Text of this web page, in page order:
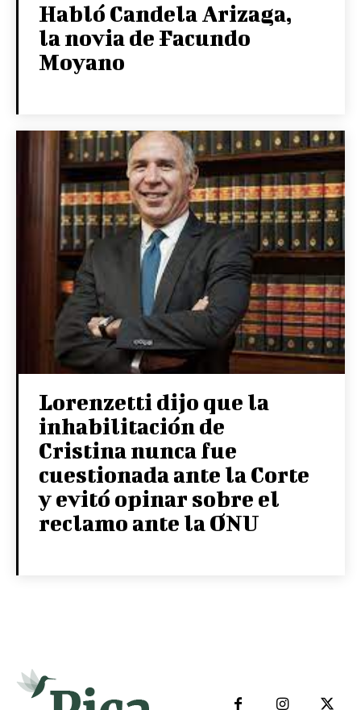
Habló Candela Arizaga,
la novia de Facundo
Moyano
Lorenzetti dijo que la
inhabilitación de
Cristina nunca fue
cuestionada ante la Corte
y evitó opinar sobre el
reclamo ante la ONU